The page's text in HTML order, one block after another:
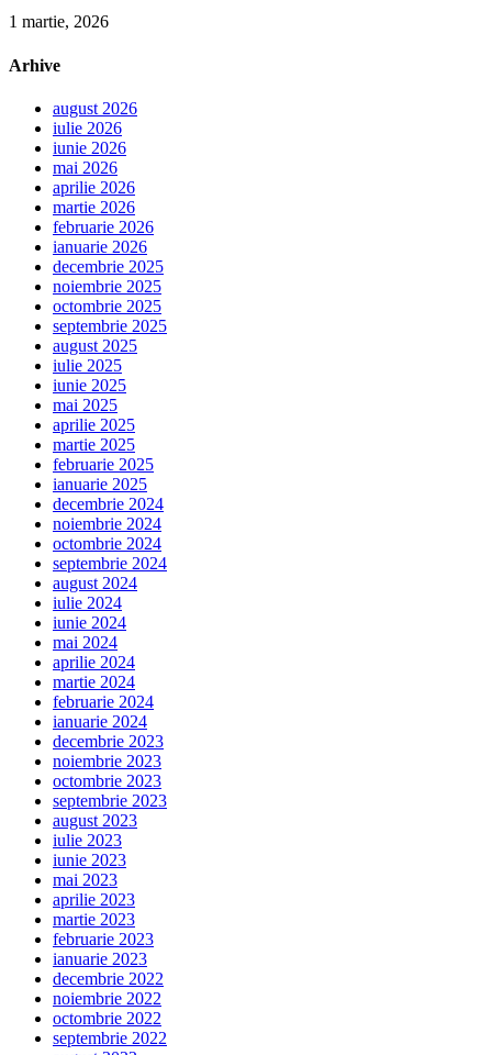
1 martie, 2026
Arhive
august 2026
iulie 2026
iunie 2026
mai 2026
aprilie 2026
martie 2026
februarie 2026
ianuarie 2026
decembrie 2025
noiembrie 2025
octombrie 2025
septembrie 2025
august 2025
iulie 2025
iunie 2025
mai 2025
aprilie 2025
martie 2025
februarie 2025
ianuarie 2025
decembrie 2024
noiembrie 2024
octombrie 2024
septembrie 2024
august 2024
iulie 2024
iunie 2024
mai 2024
aprilie 2024
martie 2024
februarie 2024
ianuarie 2024
decembrie 2023
noiembrie 2023
octombrie 2023
septembrie 2023
august 2023
iulie 2023
iunie 2023
mai 2023
aprilie 2023
martie 2023
februarie 2023
ianuarie 2023
decembrie 2022
noiembrie 2022
octombrie 2022
septembrie 2022